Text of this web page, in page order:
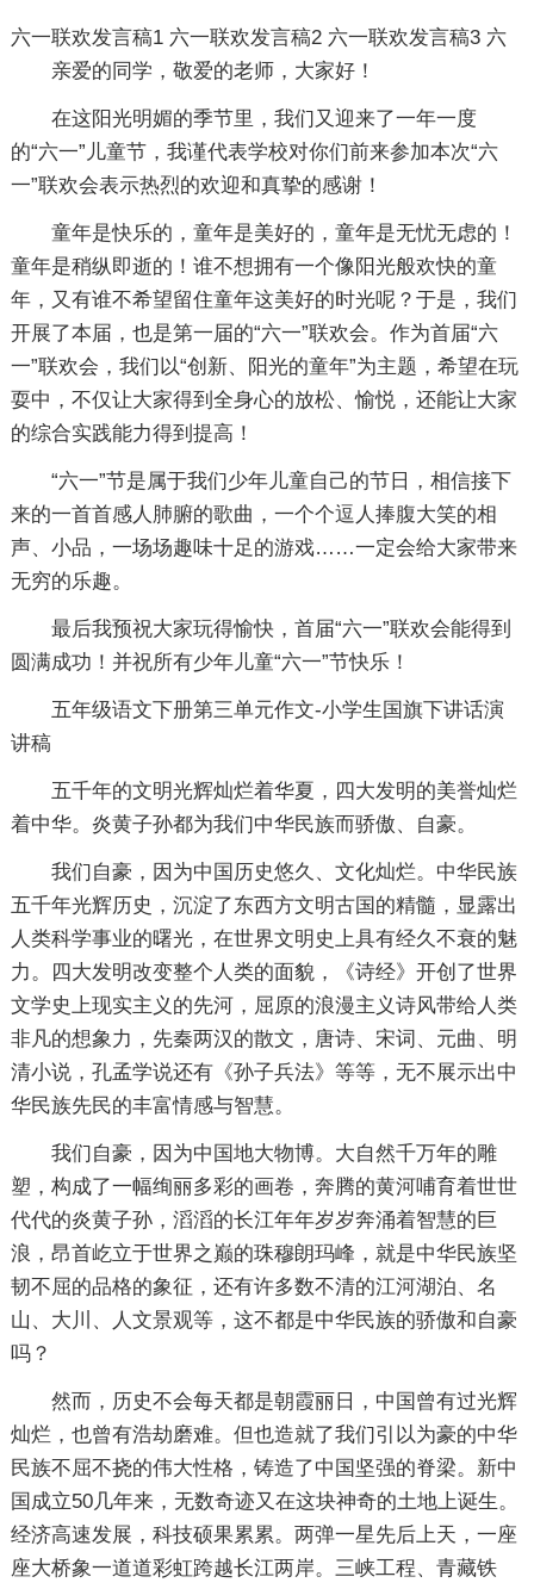
六一联欢发言稿1
亲爱的同学，敬爱的老师，大家好！
在这阳光明媚的季节里，我们又迎来了一年一度
的“六一”儿童节，我谨代表学校对你们前来参加本次“六
一”联欢会表示热烈的欢迎和真挚的感谢！
童年是快乐的，童年是美好的，童年是无忧无虑的！
童年是稍纵即逝的！谁不想拥有一个像阳光般欢快的童
年，又有谁不希望留住童年这美好的时光呢？于是，我们
开展了本届，也是第一届的“六一”联欢会。作为首届“六
一”联欢会，我们以“创新、阳光的童年”为主题，希望在玩
耍中，不仅让大家得到全身心的放松、愉悦，还能让大家
的综合实践能力得到提高！
“六一”节是属于我们少年儿童自己的节日，相信接下
来的一首首感人肺腑的歌曲，一个个逗人捧腹大笑的相
声、小品，一场场趣味十足的游戏……一定会给大家带来
无穷的乐趣。
最后我预祝大家玩得愉快，首届“六一”联欢会能得到
圆满成功！并祝所有少年儿童“六一”节快乐！
五年级语文下册第三单元作文-小学生国旗下讲话演
讲稿
五千年的文明光辉灿烂着华夏，四大发明的美誉灿烂
着中华。炎黄子孙都为我们中华民族而骄傲、自豪。
我们自豪，因为中国历史悠久、文化灿烂。中华民族
五千年光辉历史，沉淀了东西方文明古国的精髓，显露出
人类科学事业的曙光，在世界文明史上具有经久不衰的魅
力。四大发明改变整个人类的面貌，《诗经》开创了世界
文学史上现实主义的先河，屈原的浪漫主义诗风带给人类
非凡的想象力，先秦两汉的散文，唐诗、宋词、元曲、明
清小说，孔孟学说还有《孙子兵法》等等，无不展示出中
华民族先民的丰富情感与智慧。
我们自豪，因为中国地大物博。大自然千万年的雕
塑，构成了一幅绚丽多彩的画卷，奔腾的黄河哺育着世世
代代的炎黄子孙，滔滔的长江年年岁岁奔涌着智慧的巨
浪，昂首屹立于世界之巅的珠穆朗玛峰，就是中华民族坚
韧不屈的品格的象征，还有许多数不清的江河湖泊、名
山、大川、人文景观等，这不都是中华民族的骄傲和自豪
吗？
然而，历史不会每天都是朝霞丽日，中国曾有过光辉
灿烂，也曾有浩劫磨难。但也造就了我们引以为豪的中华
民族不屈不挠的伟大性格，铸造了中国坚强的脊梁。新中
国成立50几年来，无数奇迹又在这块神奇的土地上诞生。
经济高速发展，科技硕果累累。两弹一星先后上天，一座
座大桥象一道道彩虹跨越长江两岸。三峡工程、青藏铁
六一联欢发言稿2 六一联欢发言稿3 六